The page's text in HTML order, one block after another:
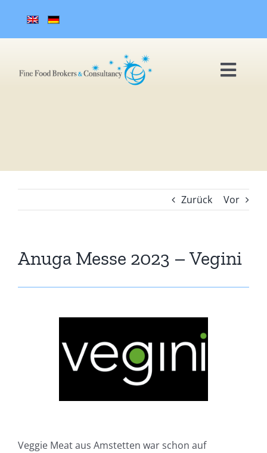
springen
REFERENZEN
Zurück Vor
Anuga Messe 2023 – Vegini
Veggie Meat aus Amstetten war schon auf